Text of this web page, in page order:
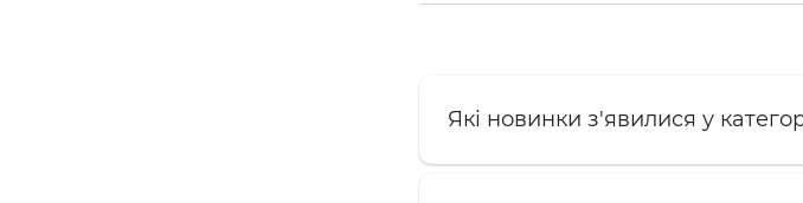
Які новинки з'явилися у